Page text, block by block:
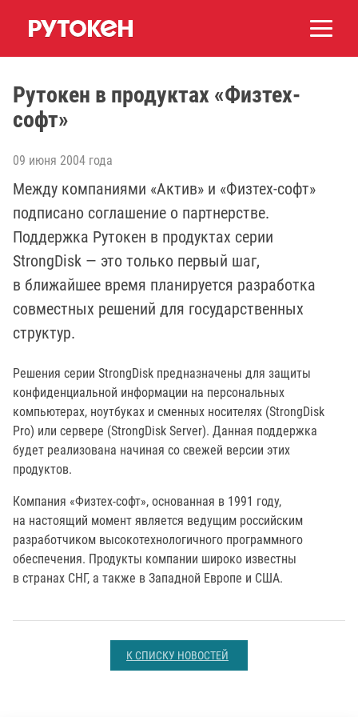
Рутокен в продуктах «Физтех-
софт»
09 июня 2004 года
Между компаниями «Актив» и «Физтех-софт»
подписано соглашение о партнерстве.
Поддержка Рутокен в продуктах серии
StrongDisk — это только первый шаг,
в ближайшее время планируется разработка
совместных решений для государственных
структур.
Решения серии StrongDisk предназначены для защиты
конфиденциальной информации на персональных
компьютерах, ноутбуках и сменных носителях (StrongDisk
Pro) или сервере (StrongDisk Server). Данная поддержка
будет реализована начиная со свежей версии этих
продуктов.
Компания «Физтех-софт», основанная в 1991 году,
на настоящий момент является ведущим российским
разработчиком высокотехнологичного программного
обеспечения. Продукты компании широко известны
в странах СНГ, а также в Западной Европе и США.
К СПИСКУ НОВОСТЕЙ